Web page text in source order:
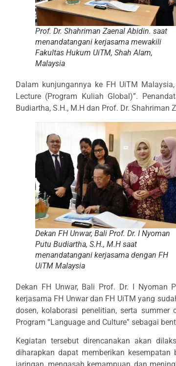
Prof. Dr. Shahriman Zaenal Abidin. saat
menandatangani kerjasama mewakili
Fakultas Hukum UiTM, Shah Alam,
Malaysia
Dalam kunjungannya ke FH UiTM
Lecture (Program Kuliah Global)”.
Budiartha, S.H., M.H dan Prof. Dr.
Dekan FH Unwar, Bali Prof. Dr. I Nyoman
Putu Budiartha, S.H., M.H saat
menandatangani kerjasama dengan FH
UiTM Malaysia
Dekan FH Unwar, Bali Prof. Dr. I Nyoman
kerjasama FH Unwar dan FH UiTM yang
dosen, kolaborasi penelitian, serta
Program “Language and Culture” sebagai
Kegiatan tersebut direncanakan akan
diharapkan dapat memberikan